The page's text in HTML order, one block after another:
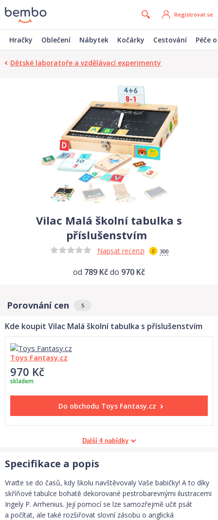
Registrovat se
Hračky Oblečení Nábytek Kočárky Cestování Péče
Dětské laboratoře a vzdělávací experimenty
Vilac Malá školní tabulka s
příslušenstvím
Napsat recenzi 300
od 789 Kčdo 970 Kč
Porovnání cen 5
Kde koupit Vilac Malá školní tabulka s příslušenstvím
Toys Fantasy.cz
970 Kč
skladem
Do obchodu Toys Fantasy.cz
Další 4 nabídky
Specifikace a popis
Vraťte se do časů, kdy školu navštěvovaly Vaše babičky! A to díky
skříňové tabulce bohatě dekorované pestrobarevnými ilustracemi
Ingely P. Arrhenius. Její pomocí se lze samozřejmě učit psát
a počítat, ale také rozšiřovat slovní zásobu o anglická